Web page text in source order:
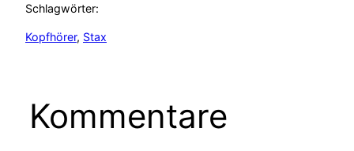
Schlagwörter:
Kopfhörer, Stax
Kommentare